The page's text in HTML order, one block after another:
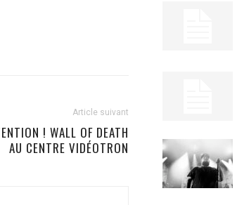
Article suivant
! WALL OF DEATH
AU CENTRE VIDÉOTRON